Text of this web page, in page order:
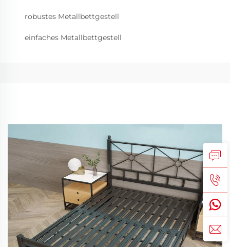
robustes Metallbettgestell
einfaches Metallbettgestell